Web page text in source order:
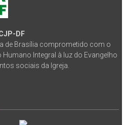
DF
de Brasília comprometido com o
Integral à luz do Evangelho
sociais da Igreja.